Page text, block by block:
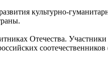
культурно-
Отечества.